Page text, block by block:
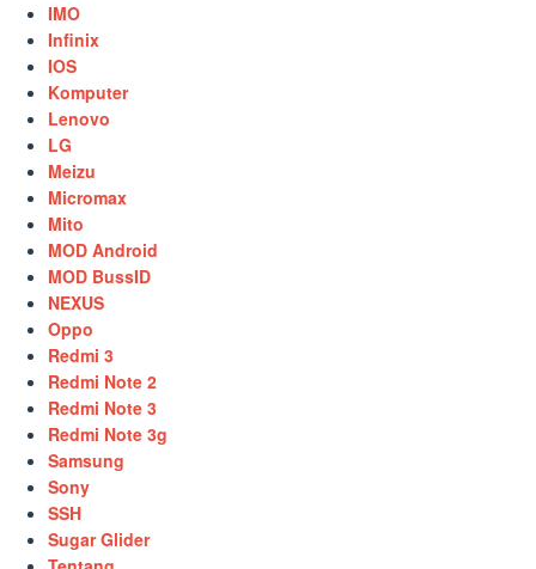
IMO
Infinix
IOS
Komputer
Lenovo
LG
Meizu
Micromax
Mito
MOD Android
MOD BussID
NEXUS
Oppo
Redmi 3
Redmi Note 2
Redmi Note 3
Redmi Note 3g
Samsung
Sony
SSH
Sugar Glider